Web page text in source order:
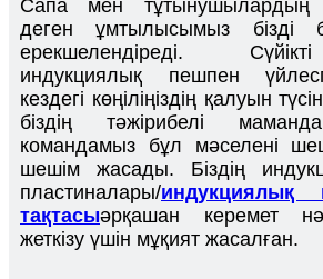
Сапа мен тұтынушылардың
деген ұмтылысымыз бізді
ерекшелендіреді.
индукциялық пешпен
кездегі көңіліңіздің қалуын
біздің тәжірибелі
командамыз бұл мәселені
шешім жасады. Біздің
пластиналары/индукциялық
тақтасыәрқашан керемет
жеткізу үшін мұқият жасалған.